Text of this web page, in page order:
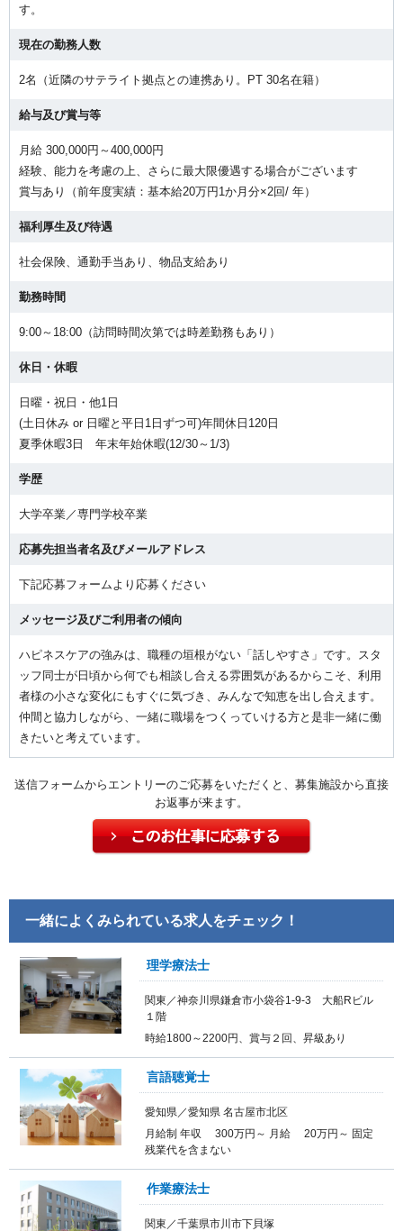
す。
現在の勤務人数
2名（近隣のサテライト拠点との連携あり。PT 30名在籍）
給与及び賞与等
月給 300,000円～400,000円
経験、能力を考慮の上、さらに最大限優遇する場合がございます
賞与あり（前年度実績：基本給20万円1か月分×2回/ 年）
福利厚生及び待遇
社会保険、通勤手当あり、物品支給あり
勤務時間
9:00～18:00（訪問時間次第では時差勤務もあり）
休日・休暇
日曜・祝日・他1日
(土日休み or 日曜と平日1日ずつ可)年間休日120日
夏季休暇3日 年末年始休暇(12/30～1/3)
学歴
大学卒業／専門学校卒業
応募先担当者名及びメールアドレス
下記応募フォームより応募ください
メッセージ及びご利用者の傾向
ハピネスケアの強みは、職種の垣根がない「話しやすさ」です。スタ
ッフ同士が日頃から何でも相談し合える雰囲気があるからこそ、利用
者様の小さな変化にもすぐに気づき、みんなで知恵を出し合えます。
仲間と協力しながら、一緒に職場をつくっていける方と是非一緒に働
きたいと考えています。
送信フォームからエントリーのご応募をいただくと、募集施設から直接
お返事が来ます。
一緒によくみられている求人をチェック！
理学療法士
関東／神奈川県鎌倉市小袋谷1-9-3 大船Rビル
１階
時給1800～2200円、賞与２回、昇級あり
言語聴覚士
愛知県／愛知県 名古屋市北区
月給制 年収 300万円～ 月給 20万円～ 固定
残業代を含まない
作業療法士
関東／千葉県市川市下貝塚